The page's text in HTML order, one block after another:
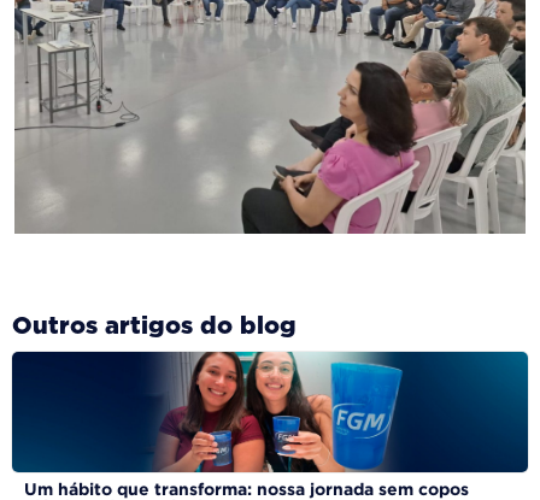
Outros artigos do blog
Um hábito que transforma: nossa jornada sem copos